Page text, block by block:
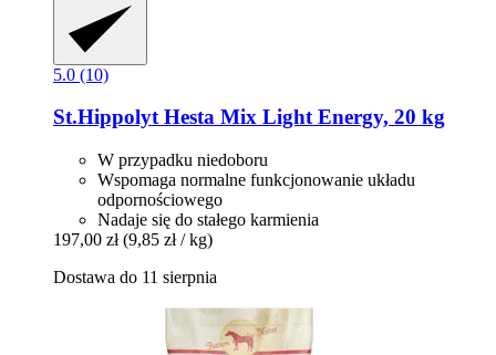
5.0 (10)
St.HippolytHesta Mix Light Energy, 20 kg
W przypadku niedoboru
Wspomaga normalne funkcjonowanie układu
odpornościowego
Nadaje się do stałego karmienia
197,00 zł (9,85 zł / kg)
Dostawa do 11 sierpnia